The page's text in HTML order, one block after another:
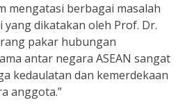
mengatasi berbagai masalah
yang dikatakan oleh Prof. Dr.
pakar hubungan
antar negara ASEAN sangat
kedaulatan dan kemerdekaan
anggota.”